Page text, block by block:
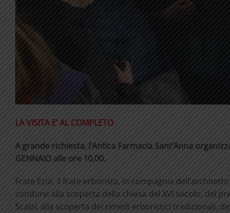
LA VISITA E’ AL COMPLETO
A grande richiesta, l’Antica Farmacia Sant’Anna
GENNAIO alle ore 10,00.
Frate Ezio, il frate erborista, in compagnia
condurvi alla scoperta della chiesa del XVI secolo, del
Scalzi, alla scoperta dei rimedi erboristici tradizionali,